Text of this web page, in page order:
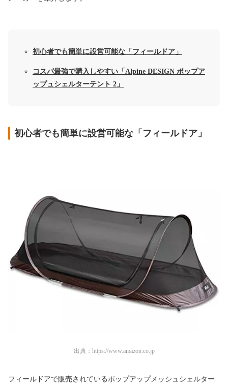
初心者でも簡単に設営可能な「フィールドア」
コスパ最強で購入しやすい「Alpine DESIGN ポップア
ップュシェルターテント 2」
初心者でも簡単に設営可能な「フィールドア」
出典： https://www.amazon.co.jp
フィールドアで販売されているポップアップメッシュシェルター